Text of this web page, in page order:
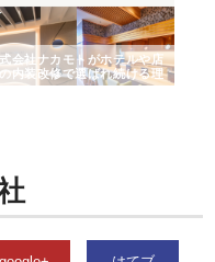
会社ナカモトがホテルや店
内装改修で選ばれ続ける理